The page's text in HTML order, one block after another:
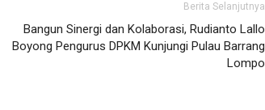
Berita Selanjutnya
Bangun Sinergi dan Kolaborasi, Rudianto Lallo
Boyong Pengurus DPKM Kunjungi Pulau Barrang
Lompo